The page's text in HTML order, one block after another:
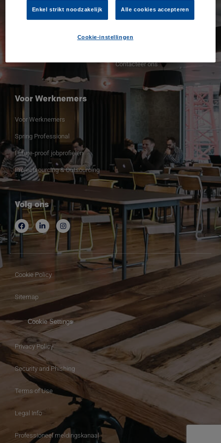
Contacteer ons
Ontdek onze vacatures
Contacteer ons
Voor Werknemers
Voor Werknemers
Spring Professional
Future-proof jobprofielen
Projectsourcing & Outsourcing
Volg ons
Cookie Policy
Sitemap
Cookie Settings
Privacy Policy
Security and Phishing
Terms of Use
Legal Info
Professioneel meldingskanaal
Enkel strikt noodzakelijk Alle cookies accepteren
Cookie-instellingen